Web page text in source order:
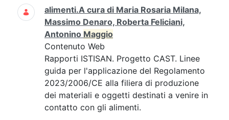
alimenti.A cura di Maria Rosaria Milana,
Massimo Denaro, Roberta Feliciani,
Antonino Maggio
Contenuto Web
Rapporti ISTISAN. Progetto CAST. Linee
guida per l'applicazione del Regolamento
2023/2006/CE alla filiera di produzione
dei materiali e oggetti destinati a venire in
contatto con gli alimenti.